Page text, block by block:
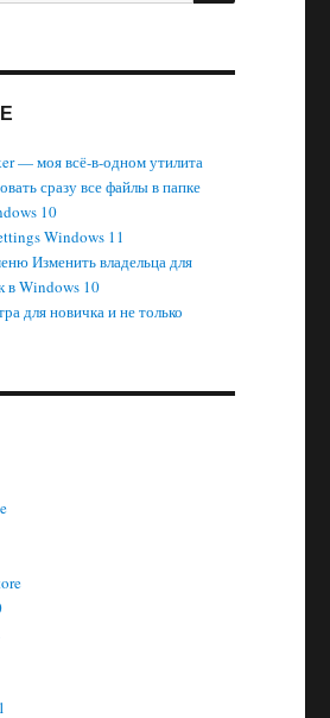
(Sticky Notes)»
— моя всё-в-одном утилита
сразу все файлы в папке
10
Windows 11
Изменить владельца для
в Windows 10
для новичка и не только